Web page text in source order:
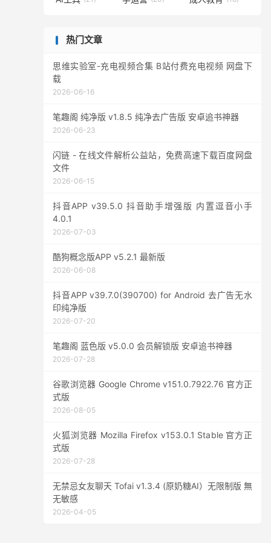
热门文章
思维实验室-充电视频合集 B站付费充电视频 网盘下
载
2026-06-16
笔趣阁 纯净版 v1.8.5 纯净去广告版 安卓追书神器
2026-06-23
闪链 - 在线文件解析公益站，免费高速下载百度网盘
文件
2026-06-15
抖音APP v39.5.0 抖音助手增强版 内置逗音小手
4.0.1
2026-07-03
酷狗概念版APP v5.2.1 最新版
2026-06-08
抖音APP v39.7.0(390700) for Android 去广告无水
印纯净版
2026-07-20
笔趣阁 蓝色版 v5.0.0 会员解锁版 安卓追书神器
2026-07-28
谷歌浏览器 Google Chrome v151.0.7922.76 官方正
式版
2026-08-05
火狐浏览器 Mozilla Firefox v153.0.1 Stable 官方正
式版
2026-07-28
无禁忌女友聊天 Tofai v1.3.4 (原奶糖AI）无限制版 無
无敏感
2026-04-05